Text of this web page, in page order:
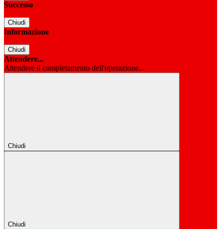
Successo
Chiudi
Informazione
Chiudi
Attendere...
Attendere il completamento dell'operazione...
Chiudi
Chiudi